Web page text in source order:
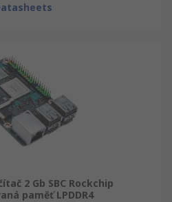
2 Gb SBC Rockchip
paměť LPDDR4